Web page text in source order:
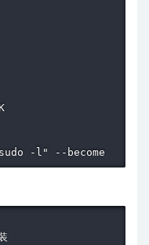
-l" --become